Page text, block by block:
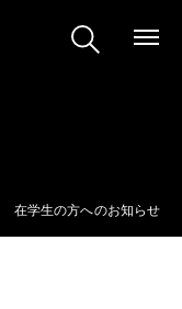
在学生の方へのお知らせ